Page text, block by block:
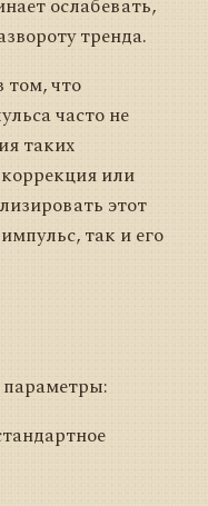
ослабевать,
тренда.
том, что
часто не
таких
или
этот
так и его